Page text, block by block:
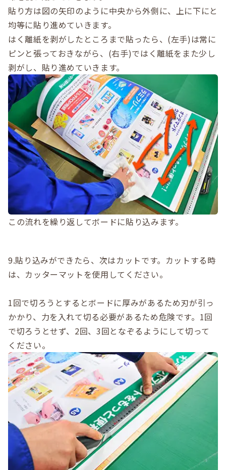
貼り方は図の矢印のように中央から外側に、上に下にと
均等に貼り進めていきます。
はく離紙を剥がしたところまで貼ったら、(左手)は常に
ピンと張っておきながら、(右手)ではく離紙をまた少し
剥がし、貼り進めていきます。
この流れを繰り返してボードに貼り込みます。
9.貼り込みができたら、次はカットです。カットする時
は、カッターマットを使用してください。
1回で切ろうとするとボードに厚みがあるため刃が引っ
かかり、力を入れて切る必要があるため危険です。1回
で切ろうとせず、2回、3回となぞるようにして切って
ください。